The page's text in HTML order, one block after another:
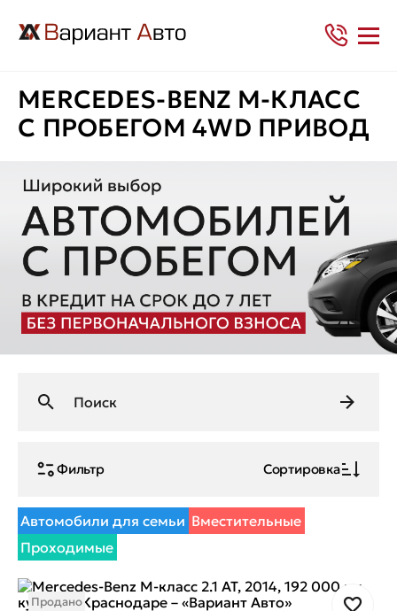
MERCEDES-BENZ M-КЛАСС
С ПРОБЕГОМ 4WD ПРИВОД
Фильтр Сортировка
Автомобили для семьи Вместительные
Проходимые
Продано